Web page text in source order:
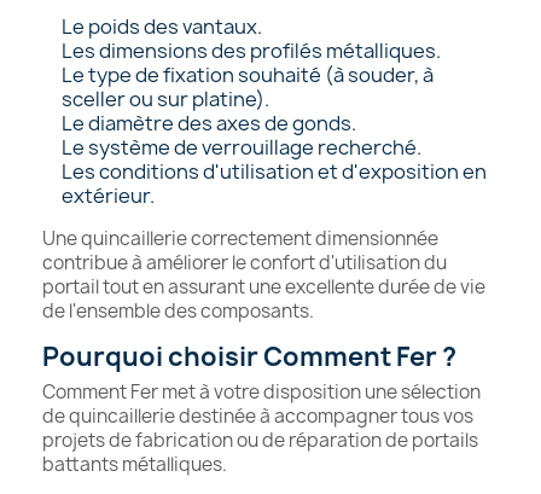
Le poids des vantaux.
Les dimensions des profilés métalliques.
Le type de fixation souhaité (à souder, à
sceller ou sur platine).
Le diamètre des axes de gonds.
Le système de verrouillage recherché.
Les conditions d'utilisation et d'exposition en
extérieur.
Une quincaillerie correctement dimensionnée
contribue à améliorer le confort d'utilisation du
portail tout en assurant une excellente durée de vie
de l'ensemble des composants.
Pourquoi choisir Comment Fer ?
Comment Fer met à votre disposition une sélection
de quincaillerie destinée à accompagner tous vos
projets de fabrication ou de réparation de portails
battants métalliques.